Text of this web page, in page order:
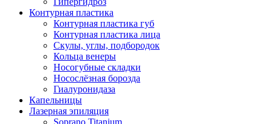
Контурная пластика
Контурная пластика губ
Контурная пластика лица
Скулы, углы, подбородок
Кольца венеры
Носогубные складки
Носослёзная борозда
Гиалуронидаза
Капельницы
Лазерная эпиляция